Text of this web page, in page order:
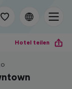
Hotel teilen